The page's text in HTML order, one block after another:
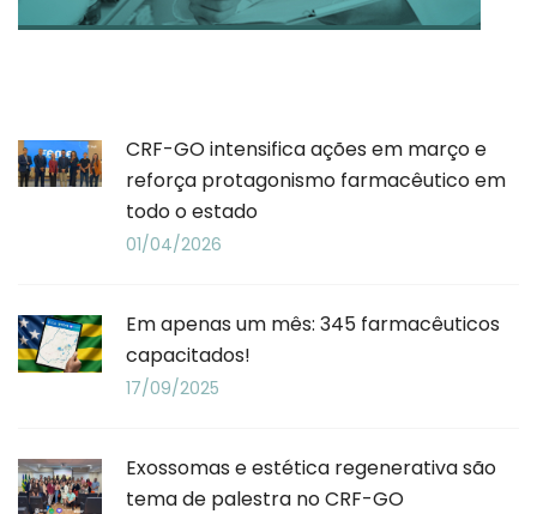
CRF-GO intensifica ações em março e
reforça protagonismo farmacêutico em
todo o estado
01/04/2026
Em apenas um mês: 345 farmacêuticos
capacitados!
17/09/2025
Exossomas e estética regenerativa são
tema de palestra no CRF-GO